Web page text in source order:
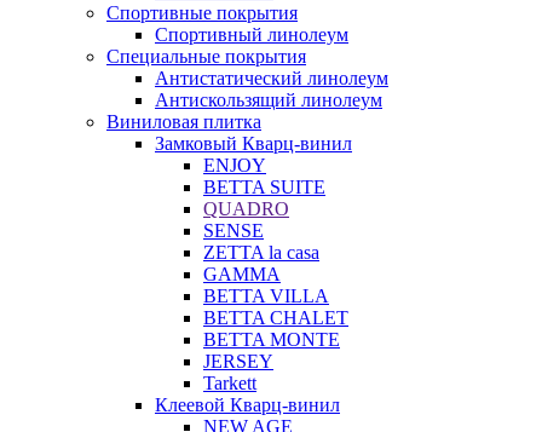
Спортивные покрытия
Спортивный линолеум
Специальные покрытия
Антистатический линолеум
Антискользящий линолеум
Виниловая плитка
Замковый Кварц-винил
ENJOY
BETTA SUITE
QUADRO
SENSE
ZETTA la casa
GAMMA
BETTA VILLA
BETTA CHALET
BETTA MONTE
JERSEY
Tarkett
Клеевой Кварц-винил
NEW AGE